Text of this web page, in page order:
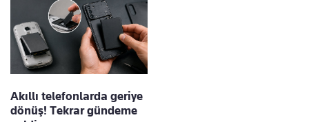
Akıllı telefonlarda geriye
dönüş! Tekrar gündeme